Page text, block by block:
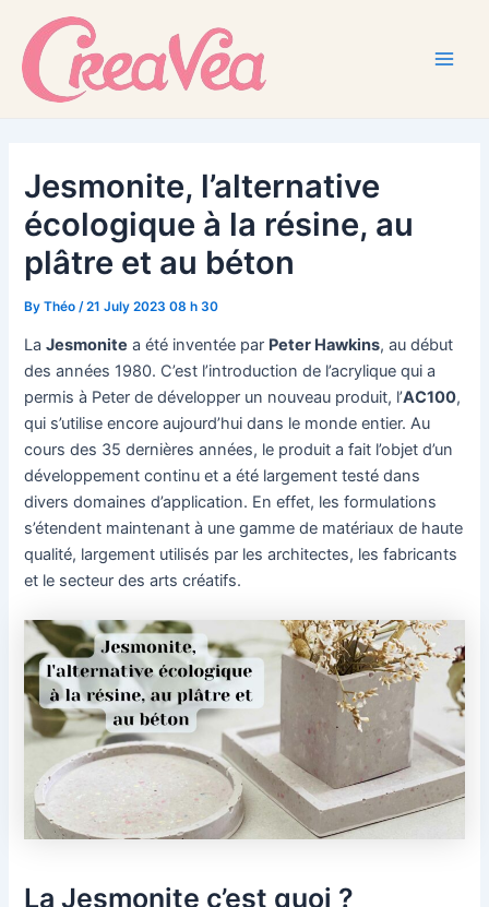
content
Jesmonite, l’alternative
écologique à la résine, au
plâtre et au béton
ByThéo/21 July 2023 08 h 30
LaJesmonite a été inventée par Peter Hawkins, au début
des années 1980. C’est l’introduction de l’acrylique qui a
permis à Peter de développer un nouveau produit, l’AC100,
qui s’utilise encore aujourd’hui dans le monde entier. Au
cours des 35 dernières années, le produit a fait l’objet d’un
développement continu et a été largement testé dans
divers domaines d’application. En effet, les formulations
s’étendent maintenant à une gamme de matériaux de haute
qualité, largement utilisés par les architectes, les fabricants
et le secteur des arts créatifs.
La Jesmonite c’est quoi ?